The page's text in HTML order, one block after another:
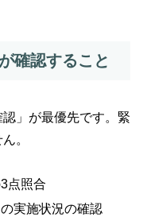
確認すること
」が最優先です。緊
。
点照合
実施状況の確認